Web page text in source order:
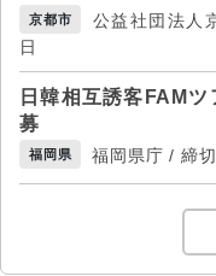
京都市
公益社団法人
日
日韓相互誘客FAM
募
福岡県 福岡県庁 / 締